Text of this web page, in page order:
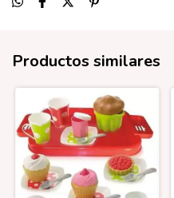
Productos similares